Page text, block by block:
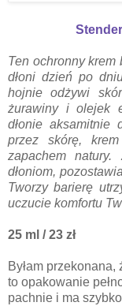
Ten ochronny krem
dłoni dzień po
hojnie odżywi
żurawiny i olejek
dłonie aksamitnie
przez skórę,
zapachem natury.
dłoniom,
Tworzy barierę
uczucie komfortu
25 ml / 23 zł
Byłam przekonana,
to opakowanie
pachnie i ma